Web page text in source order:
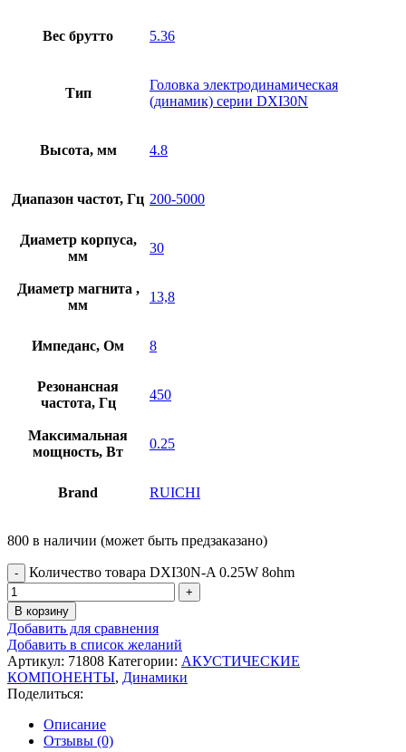
Вес брутто 5.36
Тип
Головка электродинамическая
(динамик) серии DXI30N
Высота, мм 4.8
Диапазон частот, Гц 200-5000
Диаметр корпуса,
мм
30
Диаметр магнита ,
мм
13,8
Импеданс, Ом 8
Резонансная
частота, Гц
450
Максимальная
мощность, Вт
0.25
Brand RUICHI
800 в наличии (может быть предзаказано)
Количество товара DXI30N-A 0.25W 8ohm
В корзину
Добавить для сравнения
Добавить в список желаний
Артикул: 71808 Категории: АКУСТИЧЕСКИЕ
КОМПОНЕНТЫ, Динамики
Поделиться:
Описание
Отзывы (0)